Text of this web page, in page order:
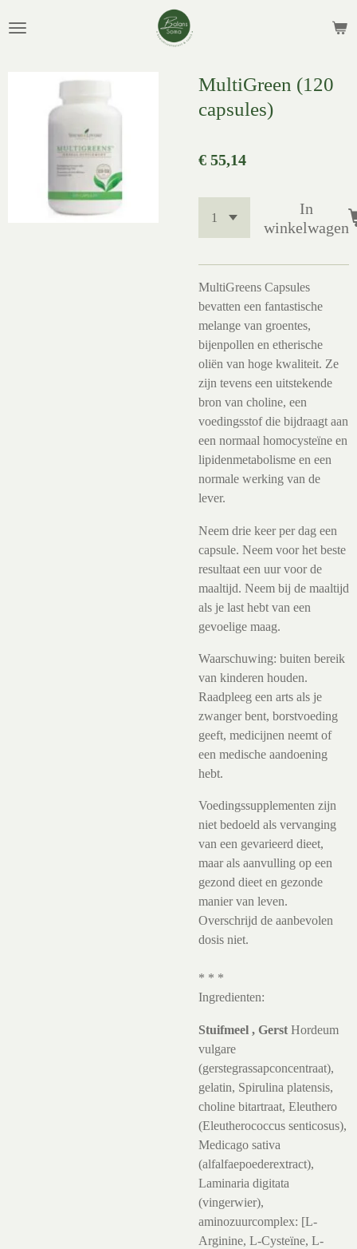
direct
MultiGreen (120
capsules)
€ 55,14
In
winkelwagen
MultiGreens Capsules
bevatten een fantastische
melange van groentes,
bijenpollen en etherische
oliën van hoge kwaliteit. Ze
zijn tevens een uitstekende
bron van choline, een
voedingsstof die bijdraagt aan
een normaal homocysteïne en
lipidenmetabolisme en een
normale werking van de
lever.
Neem drie keer per dag een
capsule. Neem voor het beste
resultaat een uur voor de
maaltijd. Neem bij de maaltijd
als je last hebt van een
gevoelige maag.
Waarschuwing: buiten bereik
van kinderen houden.
Raadpleeg een arts als je
zwanger bent, borstvoeding
geeft, medicijnen neemt of
een medische aandoening
hebt.
Voedingssupplementen zijn
niet bedoeld als vervanging
van een gevarieerd dieet,
maar als aanvulling op een
gezond dieet en gezonde
manier van leven.
Overschrijd de aanbevolen
dosis niet.
* * *
Ingredienten:
Stuifmeel , Gerst Hordeum
vulgare
(gerstegrassapconcentraat),
gelatin, Spirulina platensis,
choline bitartraat, Eleuthero
(Eleutherococcus senticosus),
Medicago sativa
(alfalfaepoederextract),
Laminaria digitata
(vingerwier),
aminozuurcomplex: [L-
Arginine, L-Cysteïne, L-